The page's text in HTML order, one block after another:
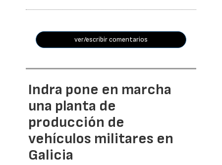
ver/escribir comentarios
Indra pone en marcha
una planta de
producción de
vehículos militares en
Galicia